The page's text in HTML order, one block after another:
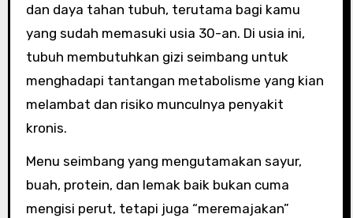
dan daya tahan tubuh, terutama bagi kamu
yang sudah memasuki usia 30-an. Di usia ini,
tubuh membutuhkan gizi seimbang untuk
menghadapi tantangan metabolisme yang kian
melambat dan risiko munculnya penyakit
kronis.
Menu seimbang yang mengutamakan sayur,
buah, protein, dan lemak baik bukan cuma
mengisi perut, tetapi juga “meremajakan”